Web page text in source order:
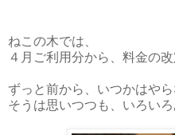
ねこの木では、
４月ご利用分から、料金の改
ずっと前から、いつかはや
そうは思いつつも、いろいろ